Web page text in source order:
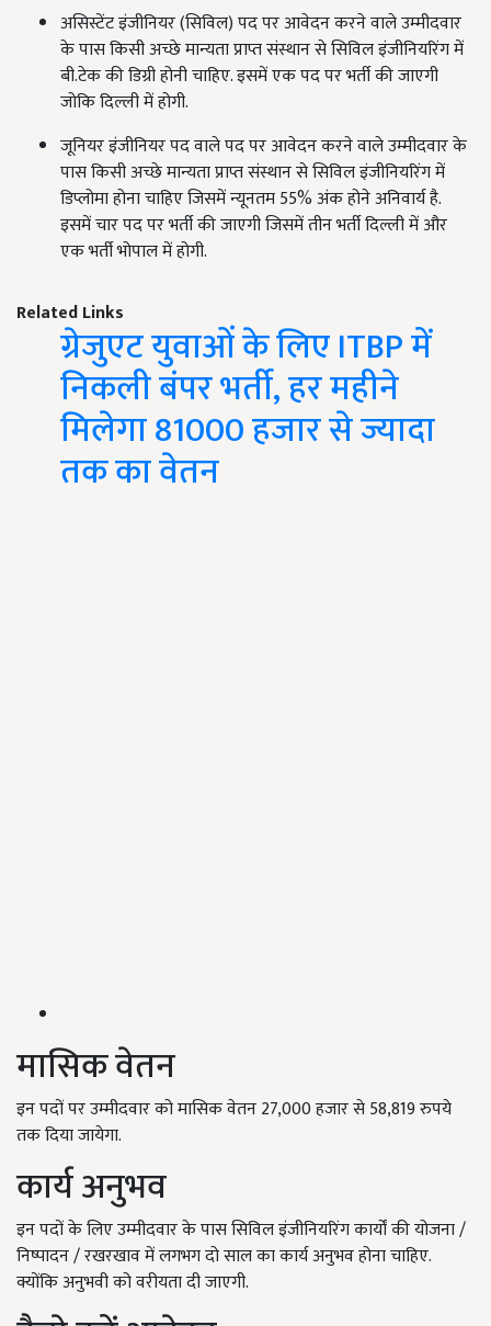
असिस्टेंट इंजीनियर (सिविल) पद पर आवेदन करने वाले उम्मीदवार
के पास किसी अच्छे मान्यता प्राप्त संस्थान से सिविल इंजीनियरिंग में
बी.टेक की डिग्री होनी चाहिए. इसमें एक पद पर भर्ती की जाएगी
जोकि दिल्ली में होगी.
जूनियर इंजीनियर पद वाले पद पर आवेदन करने वाले उम्मीदवार के
पास किसी अच्छे मान्यता प्राप्त संस्थान से सिविल इंजीनियरिंग में
डिप्लोमा होना चाहिए जिसमें न्यूनतम 55% अंक होने अनिवार्य है.
इसमें चार पद पर भर्ती की जाएगी जिसमें तीन भर्ती दिल्ली में और
एक भर्ती भोपाल में होगी.
Related Links
ग्रेजुएट युवाओं के लिए ITBP में
निकली बंपर भर्ती, हर महीने
मिलेगा 81000 हजार से ज्यादा
तक का वेतन
मासिक वेतन
इन पदों पर उम्मीदवार को मासिक वेतन 27,000 हजार से 58,819 रुपये
तक दिया जायेगा.
कार्य अनुभव
इन पदों के लिए उम्मीदवार के पास सिविल इंजीनियरिंग कार्यों की योजना /
निष्पादन / रखरखाव में लगभग दो साल का कार्य अनुभव होना चाहिए.
क्योंकि अनुभवी को वरीयता दी जाएगी.